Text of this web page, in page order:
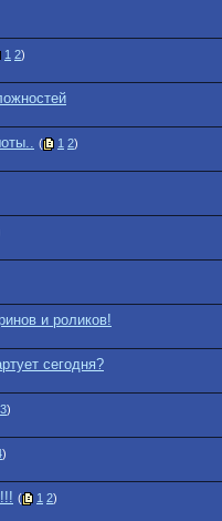
1 2)
( 1 2)
и роликов!
сегодня?
3)
)
( 1 2)